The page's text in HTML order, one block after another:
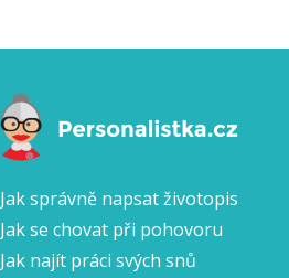
Jak správně napsat životopis
Jak se chovat při pohovoru
Jak najít práci svých snů